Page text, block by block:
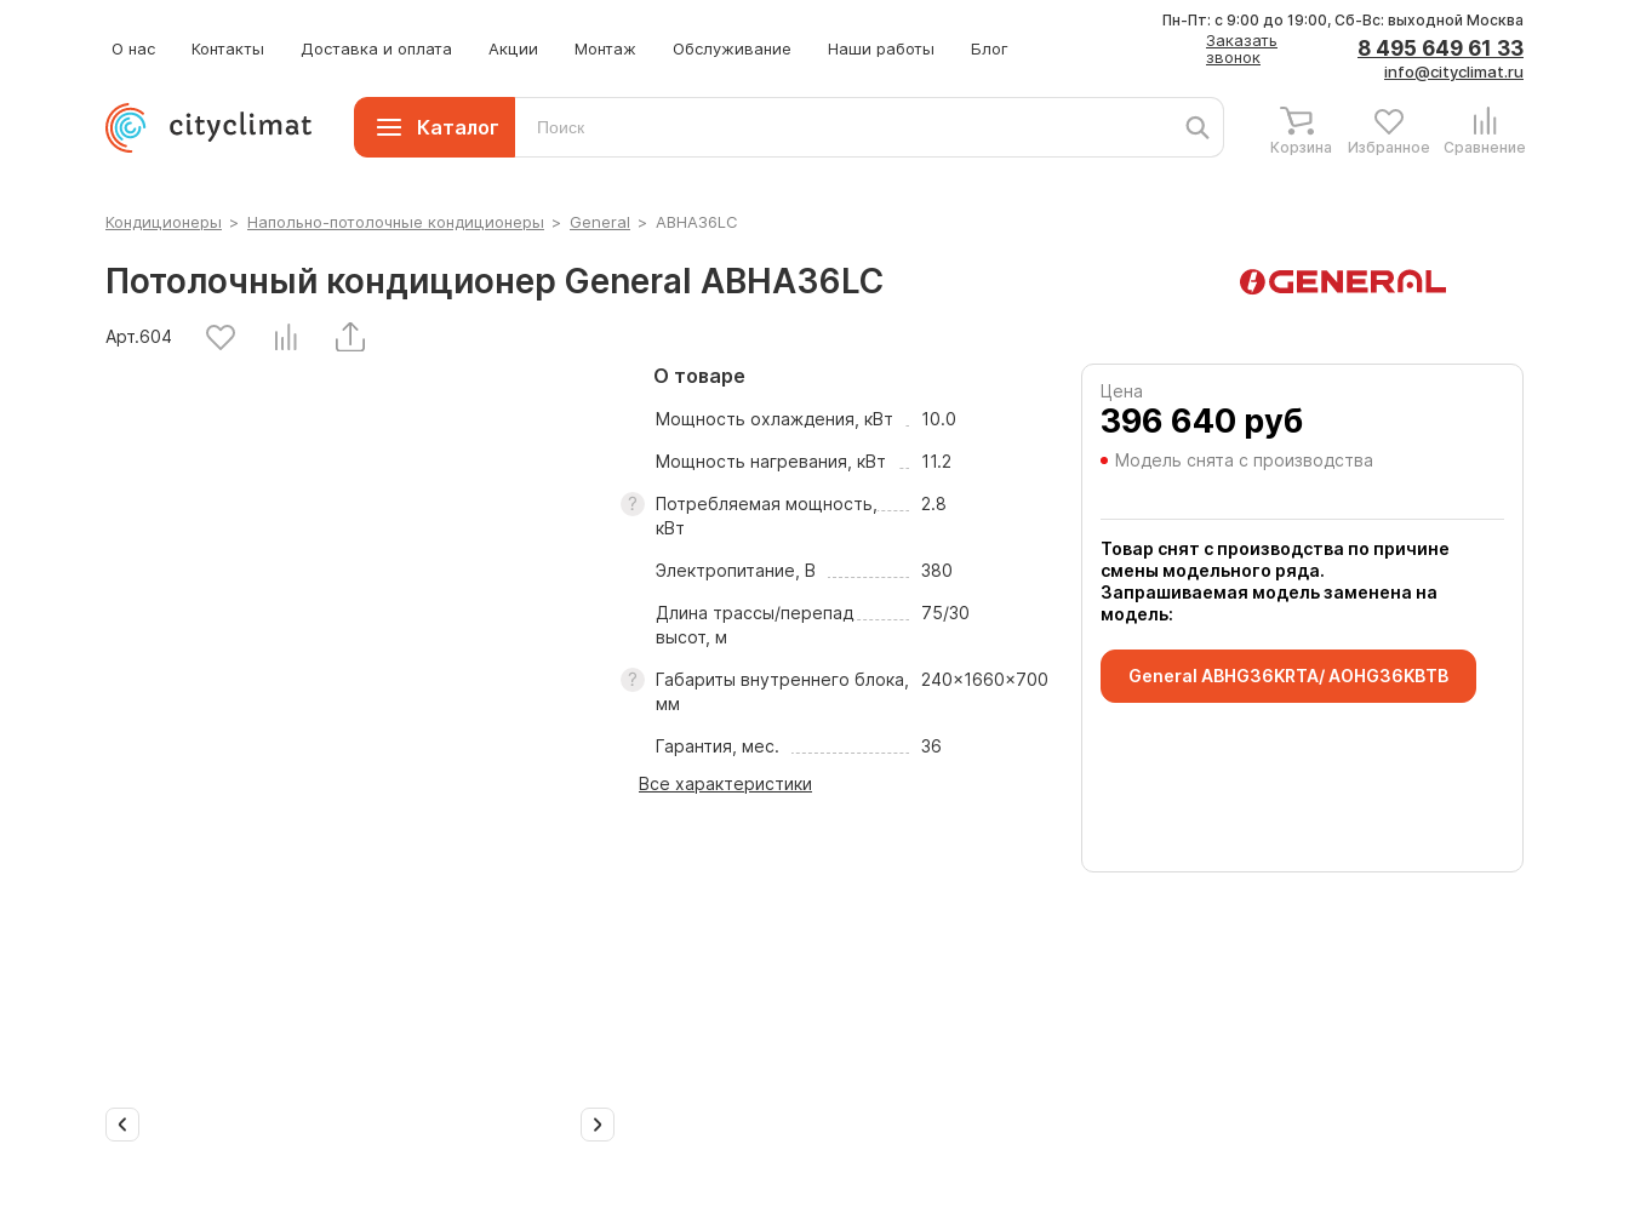
О нас Контакты Доставка и оплата Акции Монтаж Обслуживание Наши работы Блог
Заказать
звонок
8 495 649 61 33
info@cityclimat.ru
Пн-Пт: с 9:00 до 19:00, Сб-Вс: выходной Москва
Каталог
Корзина Избранное Сравнение
Кондиционеры > Напольно-потолочные кондиционеры > General > ABHA36LC
Потолочный кондиционер General ABHA36LC
Арт.604
О товаре
Мощность охлаждения, кВт 10.0
Мощность нагревания, кВт 11.2
Потребляемая мощность,
кВт
2.8
Электропитание, В 380
Длина трассы/перепад
высот, м
75/30
Габариты внутреннего блока,
мм
240x1660x700
Гарантия, мес.
36
Все характеристики
Цена
396 640 руб
Модель снята с производства
Товар снят с производства по причине
смены модельного ряда.
Запрашиваемая модель заменена на
модель:
General ABHG36KRTA/ AOHG36KBTB